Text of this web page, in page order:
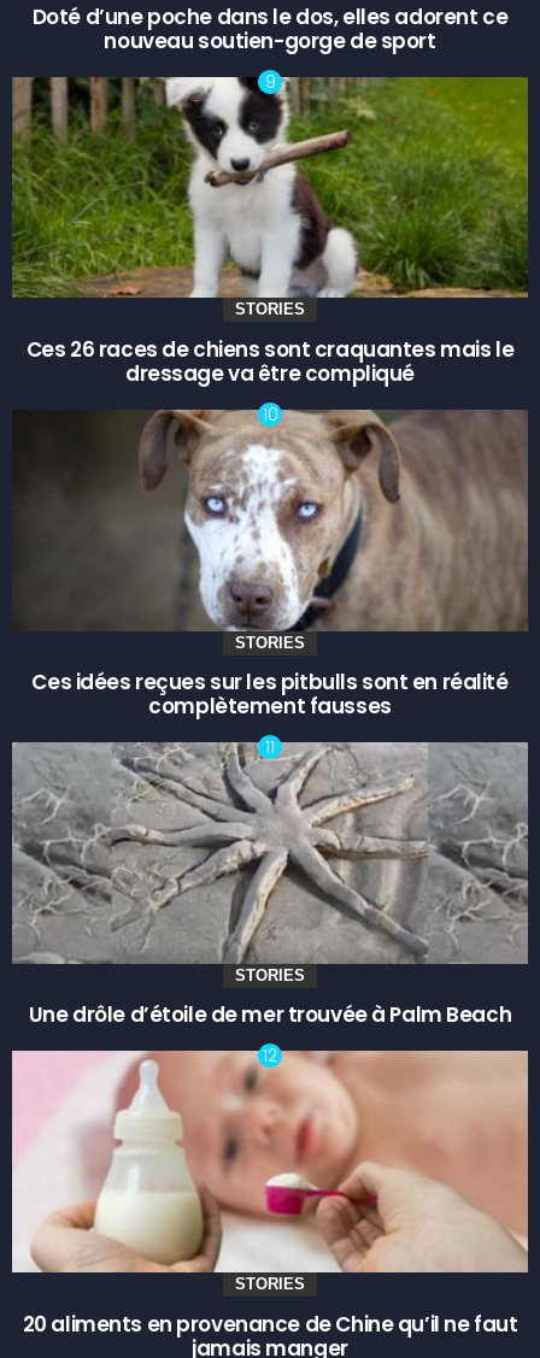
Doté d’une poche dans le dos, elles adorent ce
nouveau soutien-gorge de sport
STORIES
Ces 26 races de chiens sont craquantes mais le
dressage va être compliqué
STORIES
Ces idées reçues sur les pitbulls sont en réalité
complètement fausses
STORIES
Une drôle d’étoile de mer trouvée à Palm Beach
STORIES
20 aliments en provenance de Chine qu’il ne faut
jamais manger